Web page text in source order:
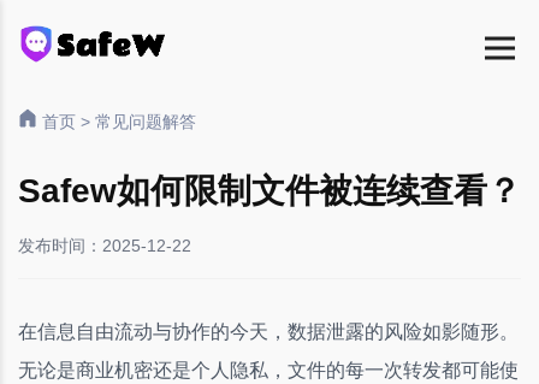
首页 > 常见问题解答
Safew如何限制文件被连续查看？
发布时间：2025-12-22
在信息自由流动与协作的今天，数据泄露的风险如影随形。
无论是商业机密还是个人隐私，文件的每一次转发都可能使